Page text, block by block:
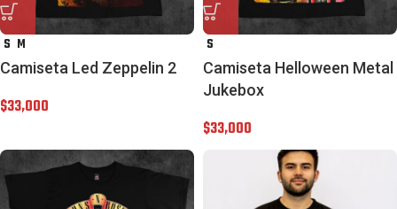
S M
Camiseta Led Zeppelin 2
$33,000
S
Camiseta Helloween Metal
Jukebox
$33,000